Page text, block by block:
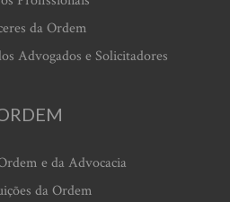
da Ordem
Advogados e Solicitadores
e da Advocacia
da Ordem